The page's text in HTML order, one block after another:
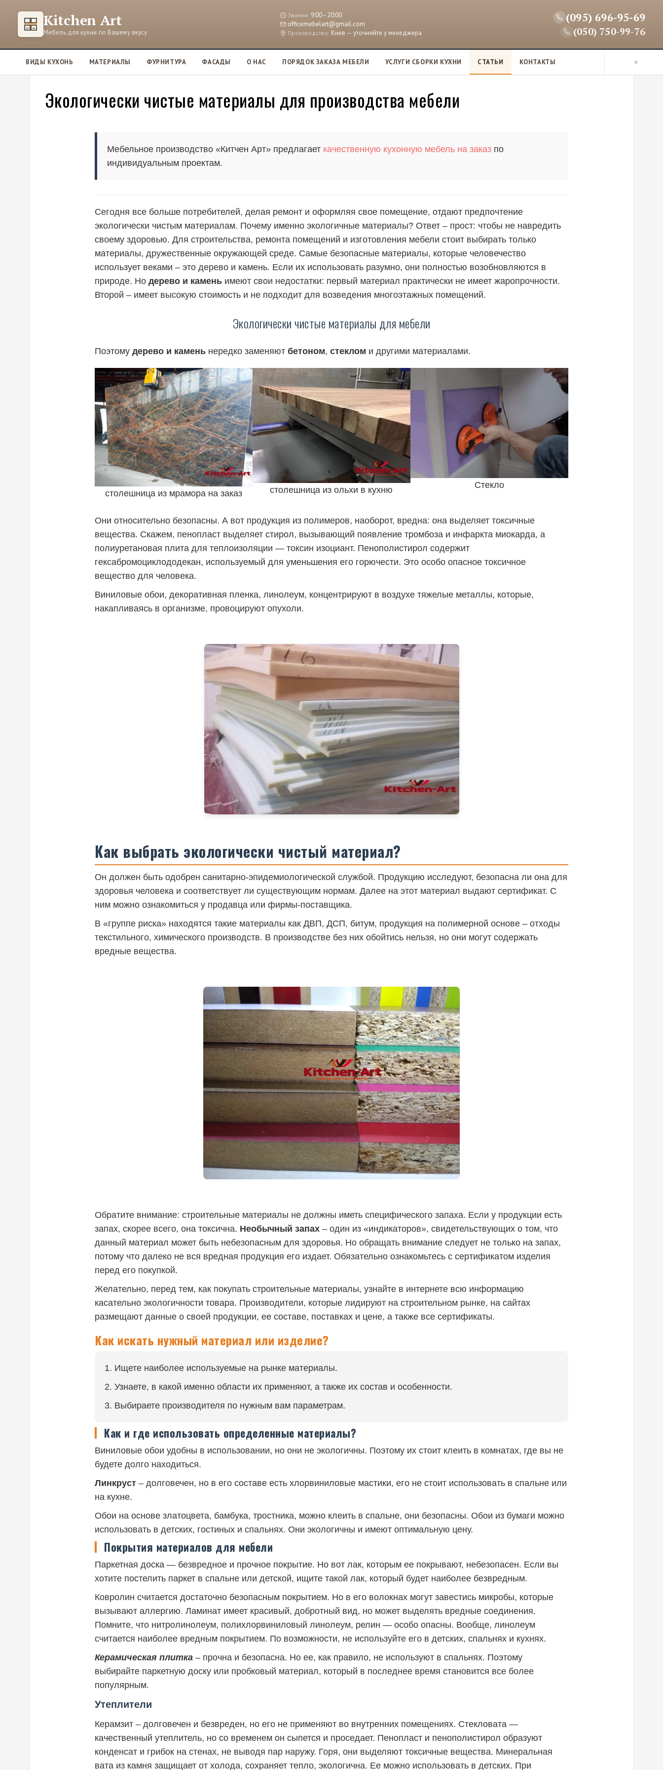
Kitchen·Art
Мебель для кухни по Вашему вкусу
Звонки: 9:00–20:00
officemebelart@gmail.com
Производство: Киев — уточняйте у менеджера
(095) 696-95-69
(050) 750-99-76
ВИДЫ КУХОНЬ МАТЕРИАЛЫ ФУРНИТУРА ФАСАДЫ О НАС ПОРЯДОК ЗАКАЗА МЕБЕЛИ УСЛУГИ СБОРКИ КУХНИ СТАТЬИ КОНТАКТЫ
Экологически чистые материалы для производства мебели
Мебельное производство «Китчен Арт» предлагает качественную кухонную мебель на заказ по
индивидуальным проектам.
Сегодня все больше потребителей, делая ремонт и оформляя свое помещение, отдают предпочтение
экологически чистым материалам. Почему именно экологичные материалы? Ответ – прост: чтобы не навредить
своему здоровью. Для строительства, ремонта помещений и изготовления мебели стоит выбирать только
материалы, дружественные окружающей среде. Самые безопасные материалы, которые человечество
использует веками – это дерево и камень. Если их использовать разумно, они полностью возобновляются в
природе. Но дерево и камень имеют свои недостатки: первый материал практически не имеет жаропрочности.
Второй – имеет высокую стоимость и не подходит для возведения многоэтажных помещений.
Экологически чистые материалы для мебели
Поэтому дерево и камень нередко заменяют бетоном, стеклом и другими материалами.
столешница из мрамора на заказ столешница из ольхи в кухню
Стекло
Они относительно безопасны. А вот продукция из полимеров, наоборот, вредна: она выделяет токсичные
вещества. Скажем, пенопласт выделяет стирол, вызывающий появление тромбоза и инфаркта миокарда, а
полиуретановая плита для теплоизоляции — токсин изоциант. Пенополистирол содержит
гексабромоциклододекан, используемый для уменьшения его горючести. Это особо опасное токсичное
вещество для человека.
Виниловые обои, декоративная пленка, линолеум, концентрируют в воздухе тяжелые металлы, которые,
накапливаясь в организме, провоцируют опухоли.
Как выбрать экологически чистый материал?
Он должен быть одобрен санитарно-эпидемиологической службой. Продукцию исследуют, безопасна ли она для
здоровья человека и соответствует ли существующим нормам. Далее на этот материал выдают сертификат. С
ним можно ознакомиться у продавца или фирмы-поставщика.
В «группе риска» находятся такие материалы как ДВП, ДСП, битум, продукция на полимерной основе – отходы
текстильного, химического производств. В производстве без них обойтись нельзя, но они могут содержать
вредные вещества.
Обратите внимание: строительные материалы не должны иметь специфического запаха. Если у продукции есть
запах, скорее всего, она токсична. Необычный запах – один из «индикаторов», свидетельствующих о том, что
данный материал может быть небезопасным для здоровья. Но обращать внимание следует не только на запах,
потому что далеко не вся вредная продукция его издает. Обязательно ознакомьтесь с сертификатом изделия
перед его покупкой.
Желательно, перед тем, как покупать строительные материалы, узнайте в интернете всю информацию
касательно экологичности товара. Производители, которые лидируют на строительном рынке, на сайтах
размещают данные о своей продукции, ее составе, поставках и цене, а также все сертификаты.
Как искать нужный материал или изделие?
Ищете наиболее используемые на рынке материалы.
Узнаете, в какой именно области их применяют, а также их состав и особенности.
Выбираете производителя по нужным вам параметрам.
Как и где использовать определенные материалы?
Виниловые обои удобны в использовании, но они не экологичны. Поэтому их стоит клеить в комнатах, где вы не
будете долго находиться.
Линкруст – долговечен, но в его составе есть хлорвиниловые мастики, его не стоит использовать в спальне или
на кухне.
Обои на основе златоцвета, бамбука, тростника, можно клеить в спальне, они безопасны. Обои из бумаги можно
использовать в детских, гостиных и спальнях. Они экологичны и имеют оптимальную цену.
Покрытия материалов для мебели
Паркетная доска — безвредное и прочное покрытие. Но вот лак, которым ее покрывают, небезопасен. Если вы
хотите постелить паркет в спальне или детской, ищите такой лак, который будет наиболее безвредным.
Ковролин считается достаточно безопасным покрытием. Но в его волокнах могут завестись микробы, которые
вызывают аллергию. Ламинат имеет красивый, добротный вид, но может выделять вредные соединения.
Помните, что нитролинолеум, полихлорвиниловый линолеум, релин — особо опасны. Вообще, линолеум
считается наиболее вредным покрытием. По возможности, не используйте его в детских, спальнях и кухнях.
Керамическая плитка – прочна и безопасна. Но ее, как правило, не используют в спальнях. Поэтому
выбирайте паркетную доску или пробковый материал, который в последнее время становится все более
популярным.
Утеплители
Керамзит – долговечен и безвреден, но его не применяют во внутренних помещениях. Стекловата —
качественный утеплитель, но со временем он сыпется и проседает. Пенопласт и пенополистирол образуют
конденсат и грибок на стенах, не выводя пар наружу. Горя, они выделяют токсичные вещества. Минеральная
вата из камня защищает от холода, сохраняет тепло, экологична. Ее можно использовать в детских. При